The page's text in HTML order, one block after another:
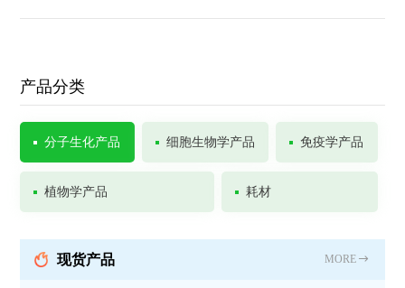
产品分类
分子生化产品 细胞生物学产品 免疫学产品
植物学产品 耗材
现货产品 MORE